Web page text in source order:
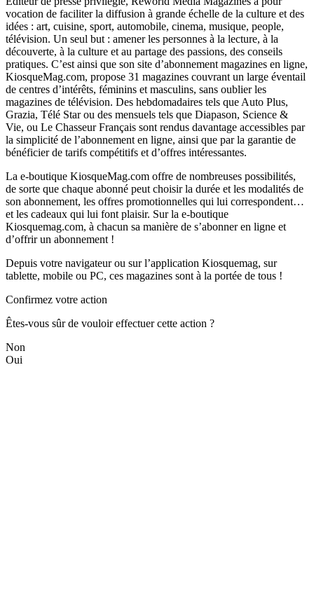
vocation de faciliter la diffusion à grande échelle de la culture et des
idées : art, cuisine, sport, automobile, cinema, musique, people,
télévision. Un seul but : amener les personnes à la lecture, à la
découverte, à la culture et au partage des passions, des conseils
pratiques. C’est ainsi que son site d’abonnement magazines en ligne,
KiosqueMag.com, propose 31 magazines couvrant un large éventail
de centres d’intérêts, féminins et masculins, sans oublier les
magazines de télévision. Des hebdomadaires tels que Auto Plus,
Grazia, Télé Star ou des mensuels tels que Diapason, Science &
Vie, ou Le Chasseur Français sont rendus davantage accessibles par
la simplicité de l’abonnement en ligne, ainsi que par la garantie de
bénéficier de tarifs compétitifs et d’offres intéressantes.
La e-boutique KiosqueMag.com offre de nombreuses possibilités,
de sorte que chaque abonné peut choisir la durée et les modalités de
son abonnement, les offres promotionnelles qui lui correspondent…
et les cadeaux qui lui font plaisir. Sur la e-boutique
Kiosquemag.com, à chacun sa manière de s’abonner en ligne et
d’offrir un abonnement !
Depuis votre navigateur ou sur l’application Kiosquemag, sur
tablette, mobile ou PC, ces magazines sont à la portée de tous !
Confirmez votre action
Êtes-vous sûr de vouloir effectuer cette action ?
Non
Oui